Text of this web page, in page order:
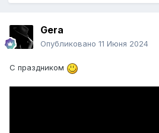
Gera
Опубликовано 11 Июня 2024
С праздником